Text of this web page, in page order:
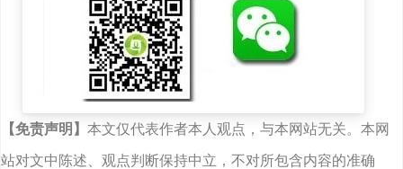
【免责声明】 本文仅代表作者本人观点，与本网站无关。本网
站对文中陈述、观点判断保持中立，不对所包含内容的准确